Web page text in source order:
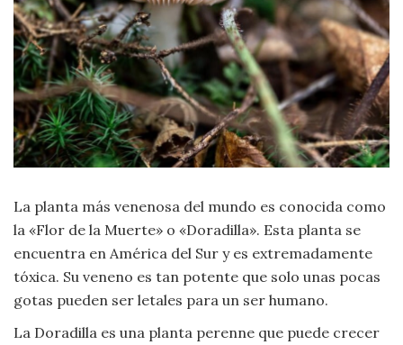
Tendencias
Naturaleza
Psicología
Religión
Salud
Universo
La planta más venenosa del mundo es conocida como
la «Flor de la Muerte» o «Doradilla». Esta planta se
encuentra en América del Sur y es extremadamente
tóxica. Su veneno es tan potente que solo unas pocas
gotas pueden ser letales para un ser humano.
La Doradilla es una planta perenne que puede crecer